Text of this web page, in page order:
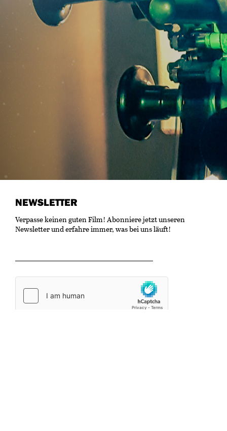
NEWSLETTER
Verpasse keinen guten Film! Abonniere jetzt unseren
Newsletter und erfahre immer, was bei uns läuft!